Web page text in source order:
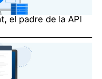
el padre de la API